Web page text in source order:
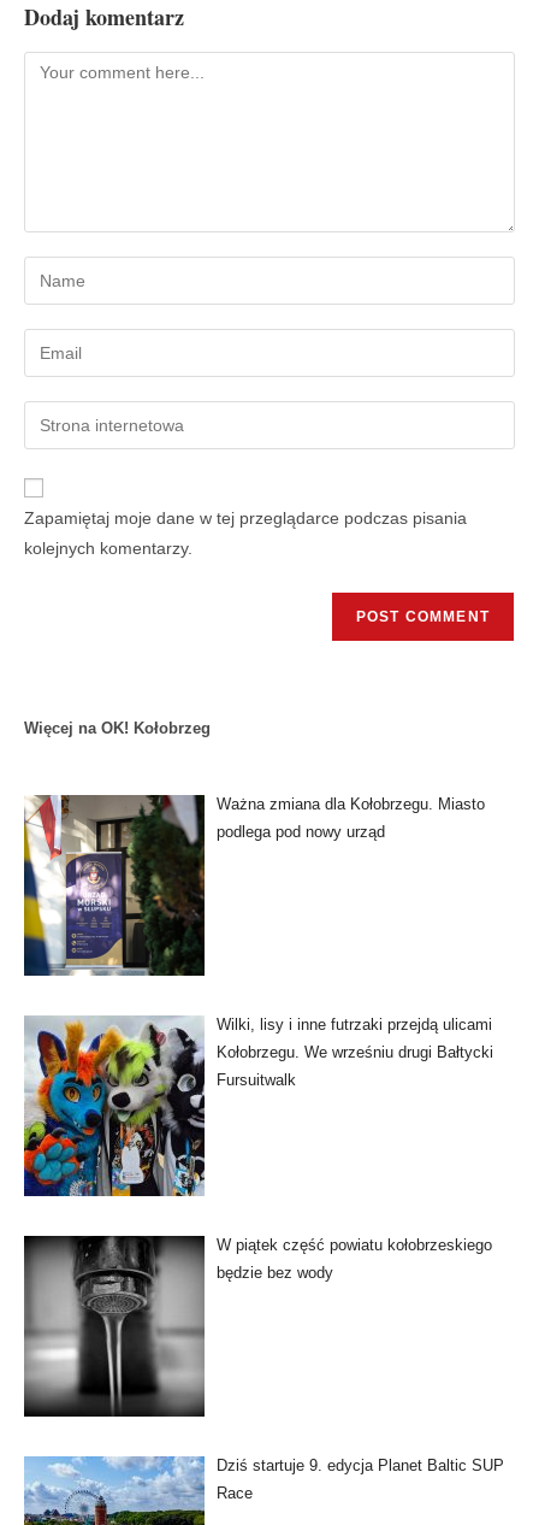
Dodaj komentarz
Zapamiętaj moje dane w tej przeglądarce podczas pisania
kolejnych komentarzy.
Więcej na OK! Kołobrzeg
Ważna zmiana dla Kołobrzegu. Miasto
podlega pod nowy urząd
Wilki, lisy i inne futrzaki przejdą ulicami
Kołobrzegu. We wrześniu drugi Bałtycki
Fursuitwalk
W piątek część powiatu kołobrzeskiego
będzie bez wody
Dziś startuje 9. edycja Planet Baltic SUP
Race